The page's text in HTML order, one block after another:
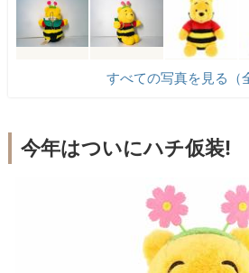
すべての写真を見る（
今年はついにハチ仮装!